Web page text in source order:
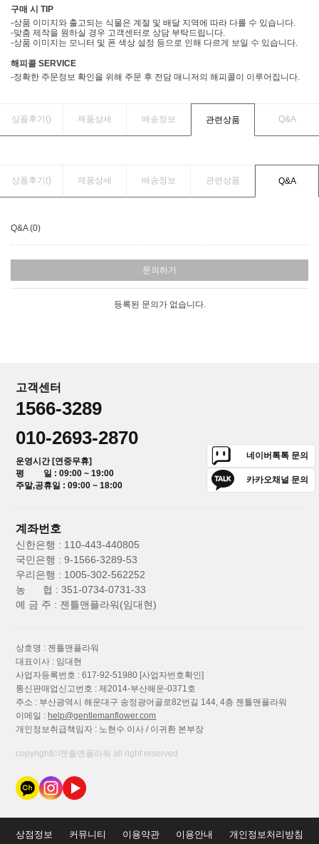
구매 시 TIP
-상품 이미지와 출고되는 식물은 계절 및 배달 지역에 따라 다를 수 있습니다.
-맞춤 제작을 원하실 경우 고객센터로 상담 부탁드립니다.
-상품 이미지는 모니터 및 폰 색상 설정 등으로 인해 다르게 보일 수 있습니다.
해피콜 SERVICE
-정확한 주문정보 확인을 위해 주문 후 전담 매니저의 해피콜이 이루어집니다.
상품후기() 제품상세 배송정보 관련상품 Q&A
상품후기() 제품상세 배송정보 관련상품 Q&A
Q&A (0)
문의하기
등록된 문의가 없습니다.
고객센터
1566-3289
010-2693-2870
운영시간 [연중무휴]
평 일 : 09:00 ~ 19:00
주말,공휴일 : 09:00 ~ 18:00
네이버톡톡 문의
카카오채널 문의
계좌번호
신한은행 : 110-443-440805
국민은행 : 9-1566-3289-53
우리은행 : 1005-302-562252
농 협 : 351-0734-0731-33
예 금 주 : 젠틀맨플라워(임대현)
상호명 : 젠틀맨플라워
대표이사 : 임대현
사업자등록번호 : 617-92-51980 [사업자번호확인]
통신판매업신고번호 : 제2014-부산해운-0371호
주소 : 부산광역시 해운대구 송정광어골로82번길 144, 4층 젠틀맨플라워
이메일 :help@gentlemanflower.com
개인정보취급책임자 : 노현수 이사 / 이귀환 본부장
copyright⒞젠틀맨플라워 all right reserved
상점정보 커뮤니티 이용약관 이용안내 개인정보처리방침